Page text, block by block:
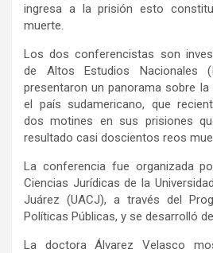
ingresa a la prisión esto
muerte.
Los dos conferencistas son
de Altos Estudios Nacionales
presentaron un panorama sobre
el país sudamericano, que
dos motines en sus prisiones
resultado casi doscientos reos
La conferencia fue organizada
Ciencias Jurídicas de la
Juárez (UACJ), a través del
Políticas Públicas, y se desarrolló
La doctora Álvarez Velasco